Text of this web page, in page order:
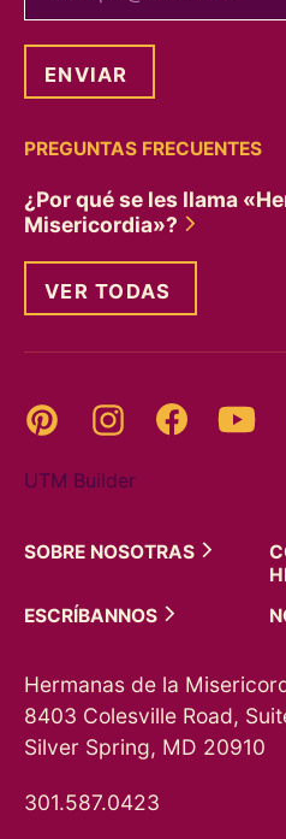
PREGUNTAS FRECUENTES
¿Por qué se les llama
Misericordia»?
VER TODAS
Pinterest InstagramFacebook
UTM Builder
SOBRE NOSOTRAS
ESCRÍBANNOS
Hermanas de la
8403 Colesville Road,
Silver Spring, MD 20910
301.587.0423